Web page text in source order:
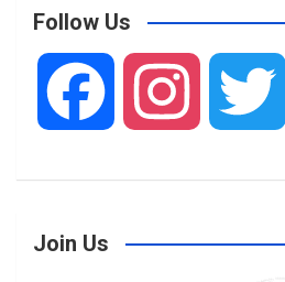
Follow Us
s
Join Us